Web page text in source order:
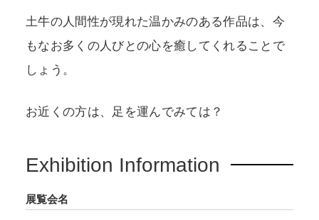
土牛の人間性が現れた温かみのある作品は、今
もなお多くの人びとの心を癒してくれることで
しょう。
お近くの方は、足を運んでみては？
Exhibition Information
展覧会名